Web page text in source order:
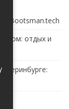
Bootsman.tech
отдых и